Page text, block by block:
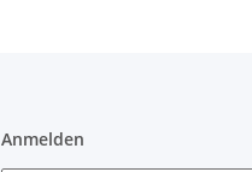
Anmelden